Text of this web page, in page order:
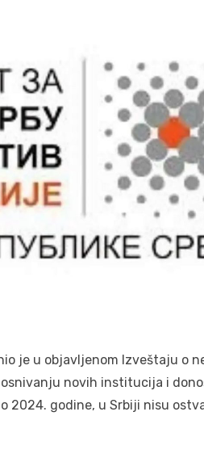
je u objavljenom Izveštaju o
novih institucija i
2024. godine, u Srbiji nisu